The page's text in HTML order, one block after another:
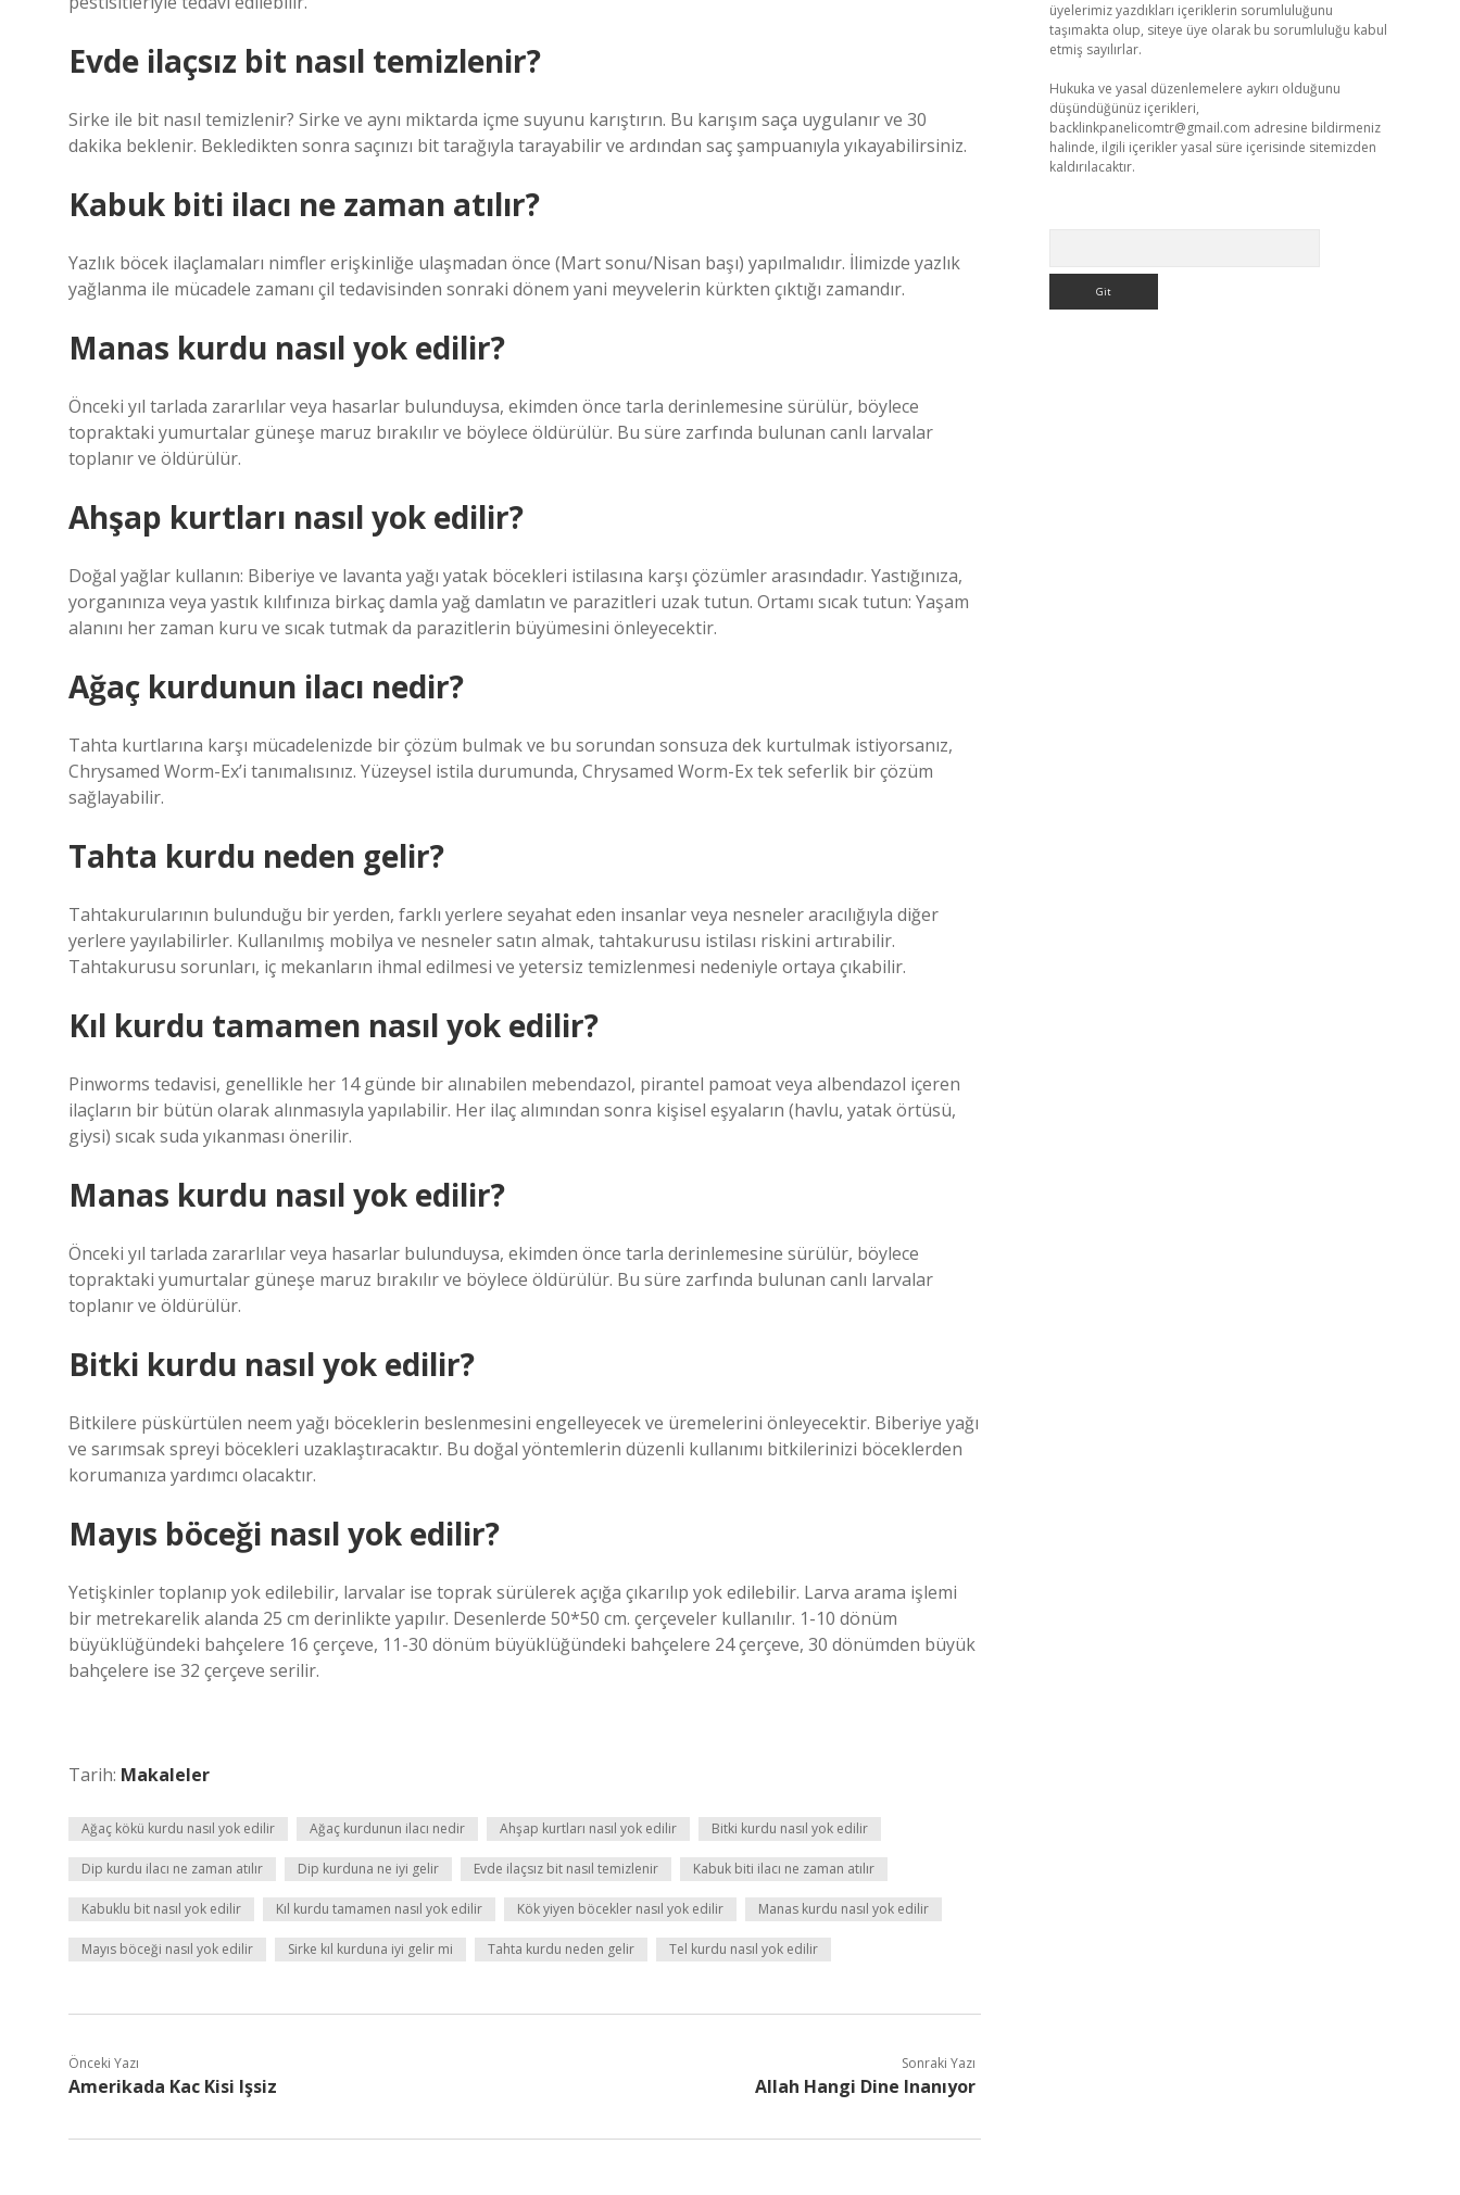
Evde ilaçsız bit nasıl temizlenir?
Sirke ile bit nasıl temizlenir? Sirke ve aynı miktarda içme suyunu karıştırın. Bu karışım saça uygulanır ve 30
dakika beklenir. Bekledikten sonra saçınızı bit tarağıyla tarayabilir ve ardından saç şampuanıyla yıkayabilirsiniz.
Kabuk biti ilacı ne zaman atılır?
Yazlık böcek ilaçlamaları nimfler erişkinliğe ulaşmadan önce (Mart sonu/Nisan başı) yapılmalıdır. İlimizde yazlık
yağlanma ile mücadele zamanı çil tedavisinden sonraki dönem yani meyvelerin kürkten çıktığı zamandır.
Manas kurdu nasıl yok edilir?
Önceki yıl tarlada zararlılar veya hasarlar bulunduysa, ekimden önce tarla derinlemesine sürülür, böylece
topraktaki yumurtalar güneşe maruz bırakılır ve böylece öldürülür. Bu süre zarfında bulunan canlı larvalar
toplanır ve öldürülür.
Ahşap kurtları nasıl yok edilir?
Doğal yağlar kullanın: Biberiye ve lavanta yağı yatak böcekleri istilasına karşı çözümler arasındadır. Yastığınıza,
yorganınıza veya yastık kılıfınıza birkaç damla yağ damlatın ve parazitleri uzak tutun. Ortamı sıcak tutun: Yaşam
alanını her zaman kuru ve sıcak tutmak da parazitlerin büyümesini önleyecektir.
Ağaç kurdunun ilacı nedir?
Tahta kurtlarına karşı mücadelenizde bir çözüm bulmak ve bu sorundan sonsuza dek kurtulmak istiyorsanız,
Chrysamed Worm-Ex’i tanımalısınız. Yüzeysel istila durumunda, Chrysamed Worm-Ex tek seferlik bir çözüm
sağlayabilir.
Tahta kurdu neden gelir?
Tahtakurularının bulunduğu bir yerden, farklı yerlere seyahat eden insanlar veya nesneler aracılığıyla diğer
yerlere yayılabilirler. Kullanılmış mobilya ve nesneler satın almak, tahtakurusu istilası riskini artırabilir.
Tahtakurusu sorunları, iç mekanların ihmal edilmesi ve yetersiz temizlenmesi nedeniyle ortaya çıkabilir.
Kıl kurdu tamamen nasıl yok edilir?
Pinworms tedavisi, genellikle her 14 günde bir alınabilen mebendazol, pirantel pamoat veya albendazol içeren
ilaçların bir bütün olarak alınmasıyla yapılabilir. Her ilaç alımından sonra kişisel eşyaların (havlu, yatak örtüsü,
giysi) sıcak suda yıkanması önerilir.
Manas kurdu nasıl yok edilir?
Önceki yıl tarlada zararlılar veya hasarlar bulunduysa, ekimden önce tarla derinlemesine sürülür, böylece
topraktaki yumurtalar güneşe maruz bırakılır ve böylece öldürülür. Bu süre zarfında bulunan canlı larvalar
toplanır ve öldürülür.
Bitki kurdu nasıl yok edilir?
Bitkilere püskürtülen neem yağı böceklerin beslenmesini engelleyecek ve üremelerini önleyecektir. Biberiye yağı
ve sarımsak spreyi böcekleri uzaklaştıracaktır. Bu doğal yöntemlerin düzenli kullanımı bitkilerinizi böceklerden
korumanıza yardımcı olacaktır.
Mayıs böceği nasıl yok edilir?
Yetişkinler toplanıp yok edilebilir, larvalar ise toprak sürülerek açığa çıkarılıp yok edilebilir. Larva arama işlemi
bir metrekarelik alanda 25 cm derinlikte yapılır. Desenlerde 50*50 cm. çerçeveler kullanılır. 1-10 dönüm
büyüklüğündeki bahçelere 16 çerçeve, 11-30 dönüm büyüklüğündeki bahçelere 24 çerçeve, 30 dönümden büyük
bahçelere ise 32 çerçeve serilir.
Tarih: Makaleler
Ağaç kökü kurdu nasıl yok edilir Ağaç kurdunun ilacı nedir Ahşap kurtları nasıl yok edilir Bitki kurdu nasıl yok edilir
Dip kurdu ilacı ne zaman atılır Dip kurduna ne iyi gelir Evde ilaçsız bit nasıl temizlenir Kabuk biti ilacı ne zaman atılır
Kabuklu bit nasıl yok edilir Kıl kurdu tamamen nasıl yok edilir Kök yiyen böcekler nasıl yok edilir Manas kurdu nasıl yok edilir
Mayıs böceği nasıl yok edilir Sirke kıl kurduna iyi gelir mi Tahta kurdu neden gelir Tel kurdu nasıl yok edilir
Önceki Yazı
Amerikada Kac Kisi Işsiz
Sonraki Yazı
Allah Hangi Dine Inanıyor
üyelerimiz yazdıkları içeriklerin sorumluluğunu
taşımakta olup, siteye üye olarak bu sorumluluğu kabul
etmiş sayılırlar.
Hukuka ve yasal düzenlemelere aykırı olduğunu
düşündüğünüz içerikleri,
backlinkpanelicomtr@gmail.com adresine bildirmeniz
halinde, ilgili içerikler yasal süre içerisinde sitemizden
kaldırılacaktır.